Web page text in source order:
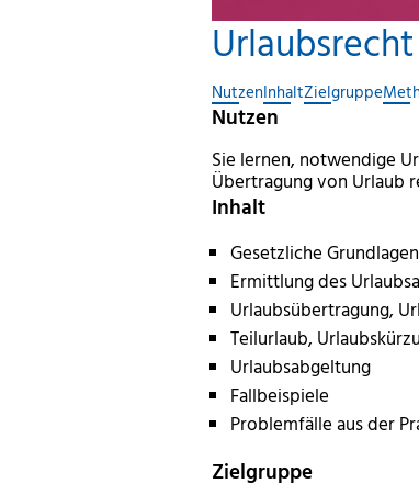
NutzenInhaltZielgruppe
Nutzen
Sie lernen, notwendige
Übertragung von Urlaub
Inhalt
Gesetzliche Grundlagen
Ermittlung des
Urlaubsübertragung,
Teilurlaub,
Urlaubsabgeltung
Fallbeispiele
Problemfälle aus der
Zielgruppe